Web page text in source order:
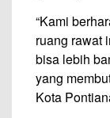
“Kami
ruang rawat
bisa lebih
yang
Kota